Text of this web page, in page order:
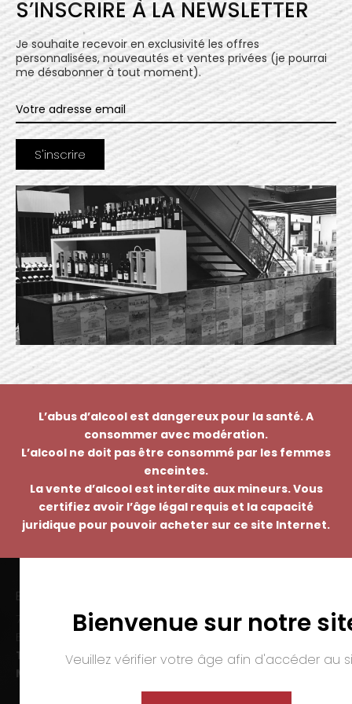
S’INSCRIRE À LA NEWSLETTER
Je souhaite recevoir en exclusivité les offres
personnalisées, nouveautés et ventes privées (je pourrai
me désabonner à tout moment).
L’abus d’alcool est dangereux pour la santé. A
consommer avec modération.
L’alcool ne doit pas être consommé par les femmes
enceintes.
La vente d’alcool est interdite aux mineurs. Vous
certifiez avoir l’âge légal requis et la capacité
juridique pour pouvoir acheter sur ce site Internet.
Bienvenue sur notre
Veuillez vérifier votre âge afin d'accéder au
EMMANUEL NASTI
7 avenue Pierre Pflimlin – ZAC Espale
Tél. :
03 89 46 50 35
Mail :